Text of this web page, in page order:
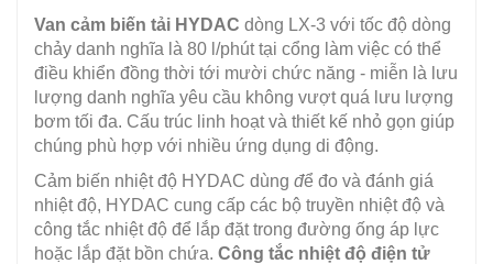
Van cảm biến tải HYDAC dòng LX-3 với tốc độ dòng
chảy danh nghĩa là 80 l/phút tại cổng làm việc có thể
điều khiển đồng thời tới mười chức năng - miễn là lưu
lượng danh nghĩa yêu cầu không vượt quá lưu lượng
bơm tối đa. Cấu trúc linh hoạt và thiết kế nhỏ gọn giúp
chúng phù hợp với nhiều ứng dụng di động.
Cảm biến nhiệt độ HYDAC dùng để đo và đánh giá
nhiệt độ, HYDAC cung cấp các bộ truyền nhiệt độ và
công tắc nhiệt độ để lắp đặt trong đường ống áp lực
hoặc lắp đặt bồn chứa. Công tắc nhiệt độ điện tử